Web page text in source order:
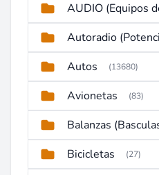
Autos (13680)
Avionetas (83)
Balanzas
Bicicletas (27)